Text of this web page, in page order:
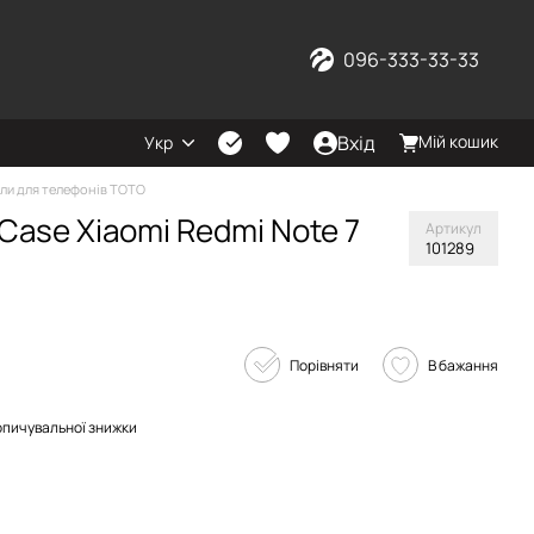
096-333-33-33
Укр Вхід Мій кошик
для телефонів TOTO
Xiaomi Redmi Note 7
Артикул
101289
Порівняти В бажання
знижки